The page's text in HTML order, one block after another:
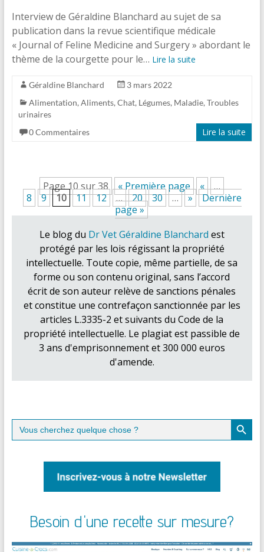
Interview de Géraldine Blanchard au sujet de sa
publication dans la revue scientifique médicale
« Journal of Feline Medicine and Surgery » abordant le
thème de la courgette pour le… Lire la suite
Géraldine Blanchard
3 mars 2022
Alimentation, Aliments, Chat, Légumes, Maladie, Troubles
urinaires
0 Commentaires
Lire la suite
Page 10 sur 38 « Première page «
…
8
9 10 11 12 … 20 30 … »
Dernière
page »
Le blog du Dr Vet Géraldine Blanchard est
protégé par les lois régissant la propriété
intellectuelle. Toute copie, même partielle, de sa
forme ou son contenu original, sans l’accord
écrit de son auteur relève de sanctions pénales
et constitue une contrefaçon sanctionnée par les
articles L.3335-2 et suivants du Code de la
propriété intellectuelle. Le plagiat est passible de
3 ans d'emprisonnement et 300 000 euros
d'amende.
Search
for:
Search Button
Besoin d'une recette sur mesure?